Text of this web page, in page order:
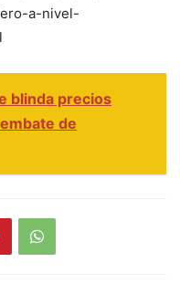
a-nivel-
blinda precios
de